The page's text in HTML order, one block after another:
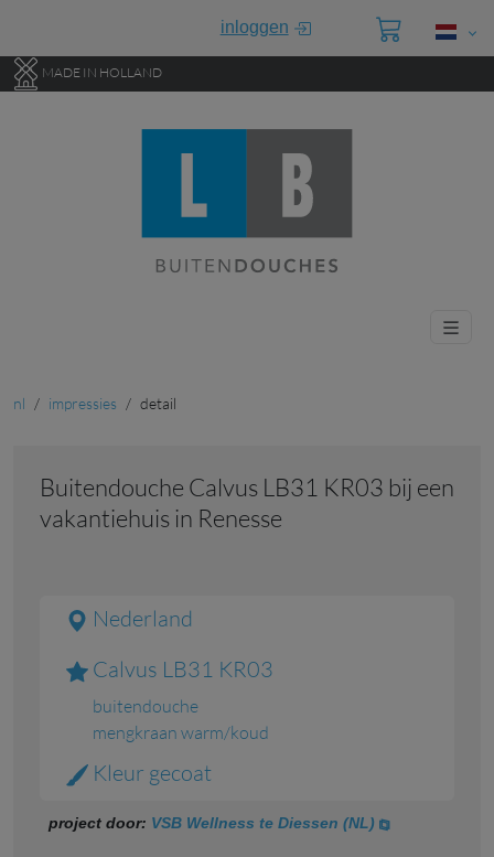
inloggen
MADE IN HOLLAND
nl impressies detail
Buitendouche Calvus LB31 KR03 bij een
vakantiehuis in Renesse
Nederland
Calvus LB31 KR03
buitendouche
mengkraan warm/koud
Kleur gecoat
project door: VSB Wellness te Diessen (NL)